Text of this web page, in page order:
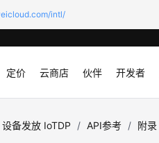
intl/
定价 云商店 伙伴 开发者
设备发放 IoTDP / API参考 / 附录